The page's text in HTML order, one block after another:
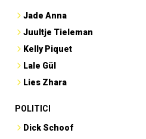
Jade Anna
Juultje Tieleman
Kelly Piquet
Lale Gül
Lies Zhara
POLITICI
Dick Schoof